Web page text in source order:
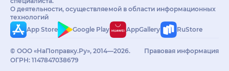
О деятельности, осуществляемой в области информационных
технологий
App Store
Google Play AppGallery RuStore
© ООО «НаПоправку.Ру», 2014—2026.
ОГРН: 1147847038679
Правовая информация